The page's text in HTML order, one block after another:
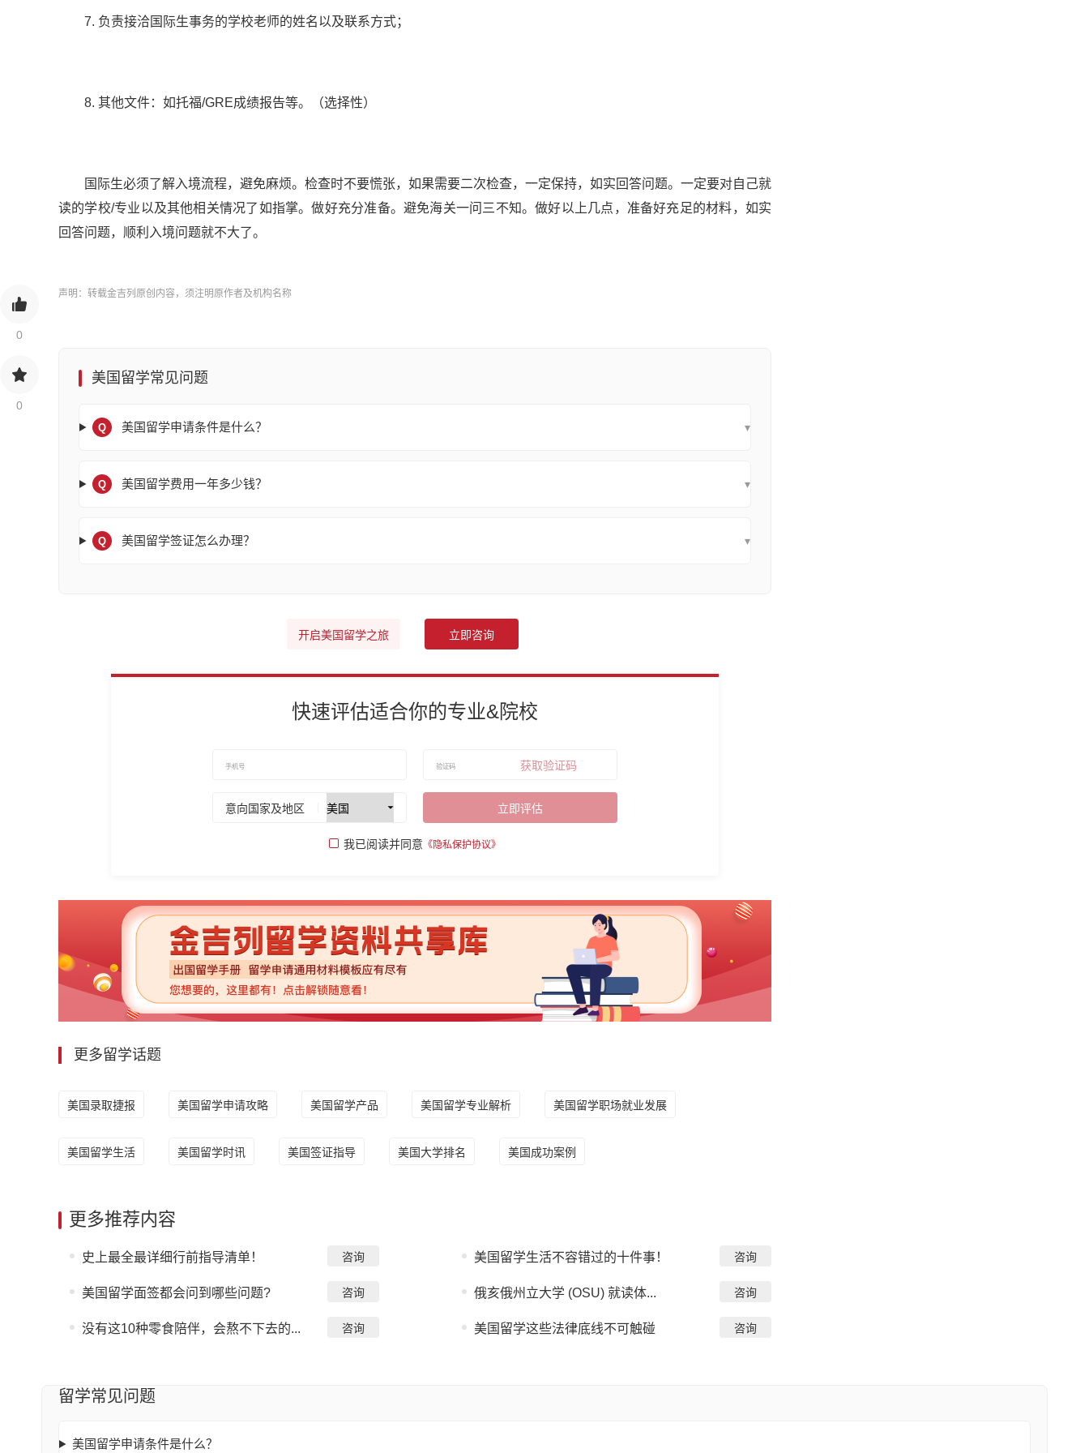
0
0
7. 负责接洽国际生事务的学校老师的姓名以及联系方式；
8. 其他文件：如托福/GRE成绩报告等。（选择性）
国际生必须了解入境流程，避免麻烦。检查时不要慌张，如果需要二次检查，一定保持，如实回答问题。一定要对自己就
读的学校/专业以及其他相关情况了如指掌。做好充分准备。避免海关一问三不知。做好以上几点，准备好充足的材料，如实
回答问题，顺利入境问题就不大了。
声明：转载金吉列原创内容，须注明原作者及机构名称
美国留学常见问题
Q 美国留学申请条件是什么？ ▾
Q 美国留学费用一年多少钱？ ▾
Q 美国留学签证怎么办理？ ▾
开启美国留学之旅 立即咨询
快速评估适合你的专业&院校
获取验证码
意向国家及地区 立即评估
我已阅读并同意 《隐私保护协议》
更多留学话题
美国录取捷报 美国留学申请攻略 美国留学产品 美国留学专业解析 美国留学职场就业发展
美国留学生活 美国留学时讯 美国签证指导 美国大学排名 美国成功案例
更多推荐内容
史上最全最详细行前指导清单！ 咨询 美国留学生活不容错过的十件事！ 咨询
美国留学面签都会问到哪些问题? 咨询 俄亥俄州立大学 (OSU) 就读体... 咨询
没有这10种零食陪伴，会熬不下去的... 咨询 美国留学这些法律底线不可触碰 咨询
留学常见问题
美国留学申请条件是什么？